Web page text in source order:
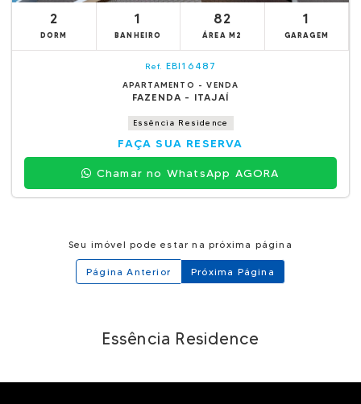
2
DORM
1
BANHEIRO
82
ÁREA M2
1
GARAGEM
Ref. EBI16487
APARTAMENTO - VENDA
FAZENDA - ITAJAÍ
Essência Residence
FAÇA SUA RESERVA
Chamar no WhatsApp AGORA
Seu imóvel pode estar na próxima página
Página Anterior Próxima Página
Essência Residence